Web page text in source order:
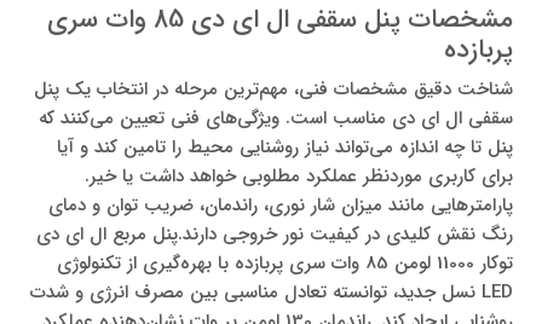
مشخصات پنل سقفی ال ای دی 85 وات سری
پربازده
شناخت دقیق مشخصات فنی، مهم‌ترین مرحله در انتخاب یک پنل
سقفی ال ای دی مناسب است. ویژگی‌های فنی تعیین می‌کنند که
پنل تا چه اندازه می‌تواند نیاز روشنایی محیط را تامین کند و آیا
برای کاربری موردنظر عملکرد مطلوبی خواهد داشت یا خیر.
پارامترهایی مانند میزان شار نوری، راندمان، ضریب توان و دمای
رنگ نقش کلیدی در کیفیت نور خروجی دارند.پنل مربع ال ای دی
توکار 11000 لومن 85 وات سری پربازده با بهره‌گیری از تکنولوژی
LED نسل جدید، توانسته تعادل مناسبی بین مصرف انرژی و شدت